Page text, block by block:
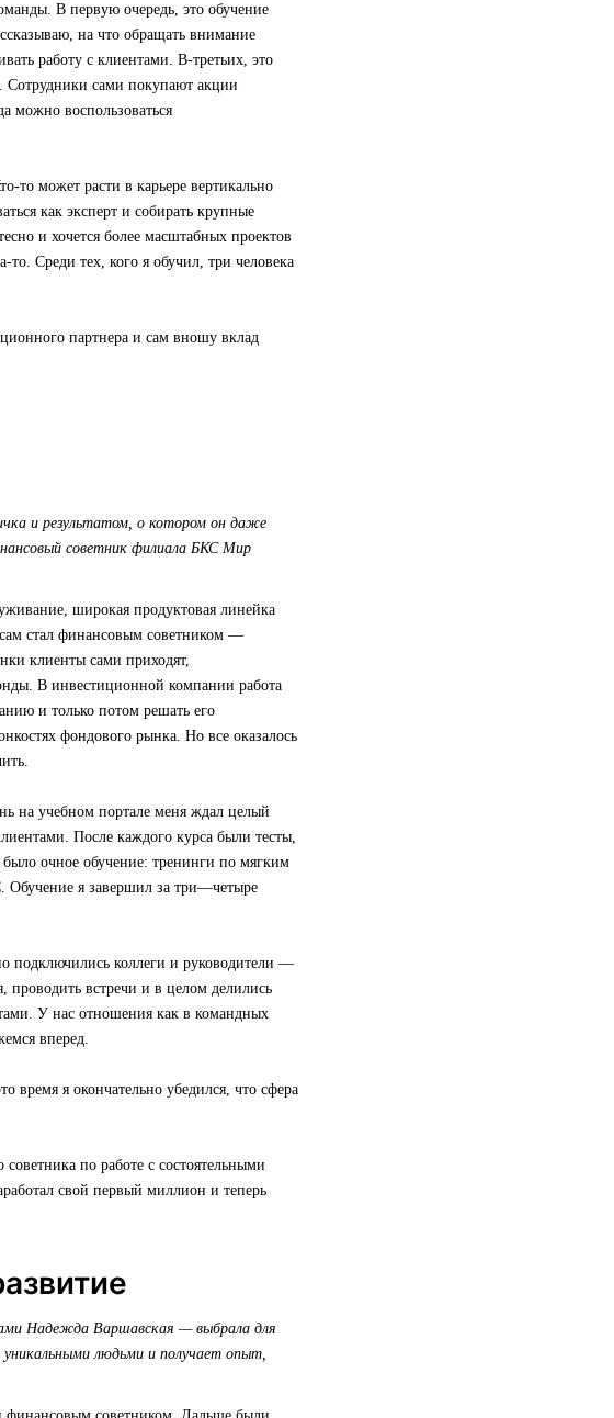
В первую очередь, это обучение
на что обращать внимание
работу с клиентами. В-третьих, это
Сотрудники сами покупают акции
можно воспользоваться
то может расти в карьере вертикально
как эксперт и собирать крупные
и хочется более масштабных проектов
Среди тех, кого я обучил, три человека
партнера и сам вношу вклад
и результатом, о котором он даже
советник филиала БКС Мир
широкая продуктовая линейка
стал финансовым советником —
клиенты сами приходят,
В инвестиционной компании работа
и только потом решать его
фондового рынка. Но все оказалось
на учебном портале меня ждал целый
После каждого курса были тесты,
очное обучение: тренинги по мягким
Обучение я завершил за три—четыре
подключились коллеги и руководители —
проводить встречи и в целом делились
У нас отношения как в командных
вперед.
я окончательно убедился, что сфера
по работе с состоятельными
свой первый миллион и теперь
Надежда Варшавская — выбрала для
людьми и получает опыт,